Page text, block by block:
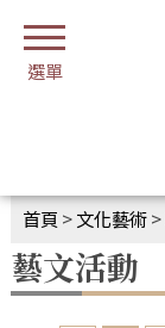
首頁 >文化藝術>
藝文活動